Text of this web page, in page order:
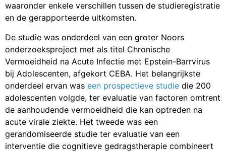
waaronder enkele verschillen tussen de studieregistratie
en de gerapporteerde uitkomsten.
De studie was onderdeel van een groter Noors
onderzoeksproject met als titel Chronische
Vermoeidheid na Acute Infectie met Epstein-Barrvirus
bij Adolescenten, afgekort CEBA. Het belangrijkste
onderdeel ervan was een prospectieve studie die 200
adolescenten volgde, ter evaluatie van factoren omtrent
de aanhoudende vermoeidheid die kan optreden na
acute virale ziekte. Het tweede was een
gerandomiseerde studie ter evaluatie van een
interventie die cognitieve gedragstherapie combineert